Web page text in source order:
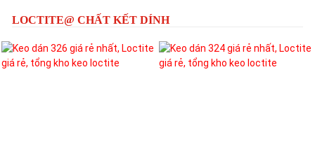
LOCTITE@ CHẤT KẾT DÍNH